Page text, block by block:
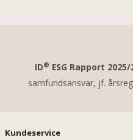
ID® ESG Rapport 2025/
samfundsansvar, jf.
Kundeservice